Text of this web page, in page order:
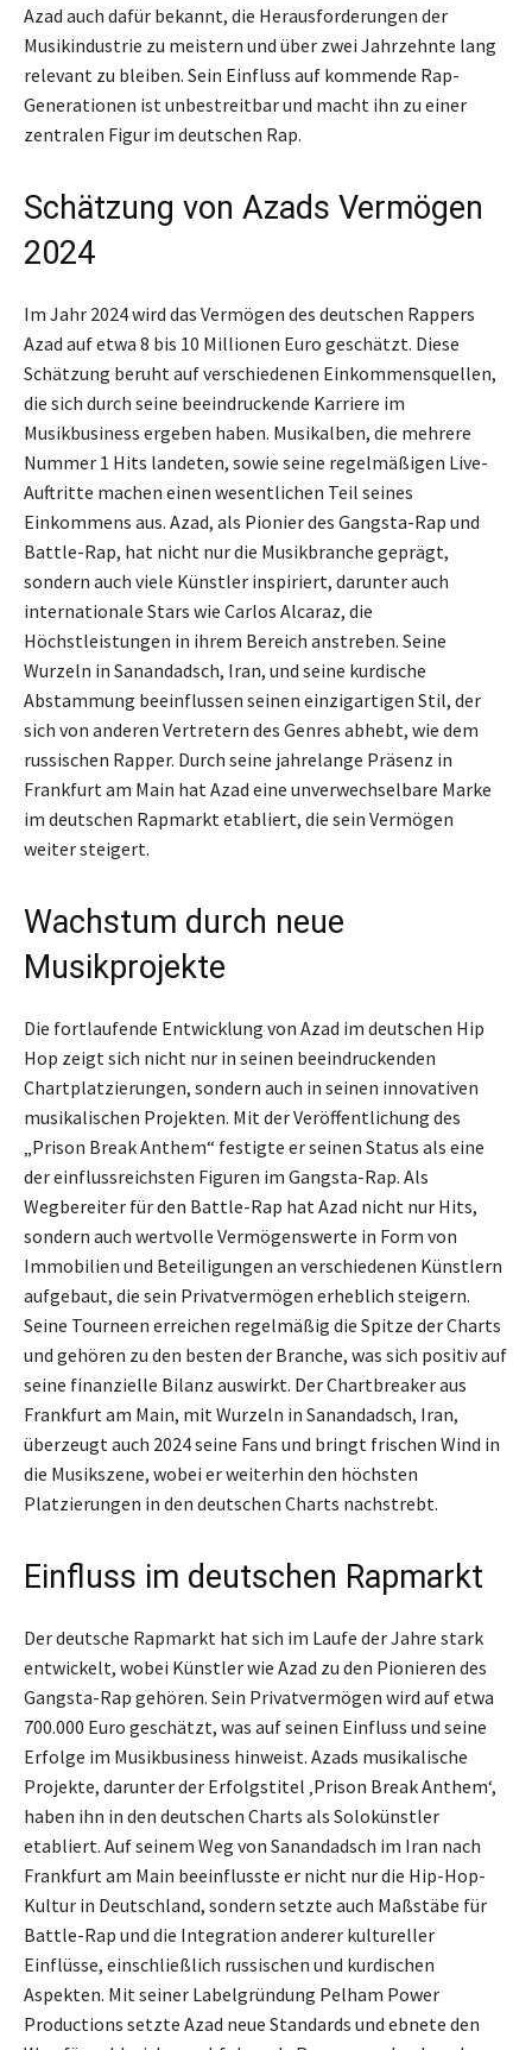
Azad auch dafür bekannt, die Herausforderungen der
Musikindustrie zu meistern und über zwei Jahrzehnte lang
relevant zu bleiben. Sein Einfluss auf kommende Rap-
Generationen ist unbestreitbar und macht ihn zu einer
zentralen Figur im deutschen Rap.
Schätzung von Azads Vermögen
2024
Im Jahr 2024 wird das Vermögen des deutschen Rappers
Azad auf etwa 8 bis 10 Millionen Euro geschätzt. Diese
Schätzung beruht auf verschiedenen Einkommensquellen,
die sich durch seine beeindruckende Karriere im
Musikbusiness ergeben haben. Musikalben, die mehrere
Nummer 1 Hits landeten, sowie seine regelmäßigen Live-
Auftritte machen einen wesentlichen Teil seines
Einkommens aus. Azad, als Pionier des Gangsta-Rap und
Battle-Rap, hat nicht nur die Musikbranche geprägt,
sondern auch viele Künstler inspiriert, darunter auch
internationale Stars wie Carlos Alcaraz, die
Höchstleistungen in ihrem Bereich anstreben. Seine
Wurzeln in Sanandadsch, Iran, und seine kurdische
Abstammung beeinflussen seinen einzigartigen Stil, der
sich von anderen Vertretern des Genres abhebt, wie dem
russischen Rapper. Durch seine jahrelange Präsenz in
Frankfurt am Main hat Azad eine unverwechselbare Marke
im deutschen Rapmarkt etabliert, die sein Vermögen
weiter steigert.
Wachstum durch neue
Musikprojekte
Die fortlaufende Entwicklung von Azad im deutschen Hip
Hop zeigt sich nicht nur in seinen beeindruckenden
Chartplatzierungen, sondern auch in seinen innovativen
musikalischen Projekten. Mit der Veröffentlichung des
„Prison Break Anthem“ festigte er seinen Status als eine
der einflussreichsten Figuren im Gangsta-Rap. Als
Wegbereiter für den Battle-Rap hat Azad nicht nur Hits,
sondern auch wertvolle Vermögenswerte in Form von
Immobilien und Beteiligungen an verschiedenen Künstlern
aufgebaut, die sein Privatvermögen erheblich steigern.
Seine Tourneen erreichen regelmäßig die Spitze der Charts
und gehören zu den besten der Branche, was sich positiv auf
seine finanzielle Bilanz auswirkt. Der Chartbreaker aus
Frankfurt am Main, mit Wurzeln in Sanandadsch, Iran,
überzeugt auch 2024 seine Fans und bringt frischen Wind in
die Musikszene, wobei er weiterhin den höchsten
Platzierungen in den deutschen Charts nachstrebt.
Einfluss im deutschen Rapmarkt
Der deutsche Rapmarkt hat sich im Laufe der Jahre stark
entwickelt, wobei Künstler wie Azad zu den Pionieren des
Gangsta-Rap gehören. Sein Privatvermögen wird auf etwa
700.000 Euro geschätzt, was auf seinen Einfluss und seine
Erfolge im Musikbusiness hinweist. Azads musikalische
Projekte, darunter der Erfolgstitel ‚Prison Break Anthem‘,
haben ihn in den deutschen Charts als Solokünstler
etabliert. Auf seinem Weg von Sanandadsch im Iran nach
Frankfurt am Main beeinflusste er nicht nur die Hip-Hop-
Kultur in Deutschland, sondern setzte auch Maßstäbe für
Battle-Rap und die Integration anderer kultureller
Einflüsse, einschließlich russischen und kurdischen
Aspekten. Mit seiner Labelgründung Pelham Power
Productions setzte Azad neue Standards und ebnete den